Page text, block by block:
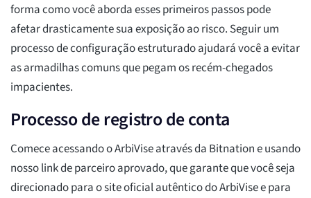
forma como você aborda esses primeiros passos pode
afetar drasticamente sua exposição ao risco. Seguir um
processo de configuração estruturado ajudará você a evitar
as armadilhas comuns que pegam os recém-chegados
impacientes.
Processo de registro de conta
Comece acessando o ArbiVise através da Bitnation e usando
nosso link de parceiro aprovado, que garante que você seja
direcionado para o site oficial autêntico do ArbiVise e para